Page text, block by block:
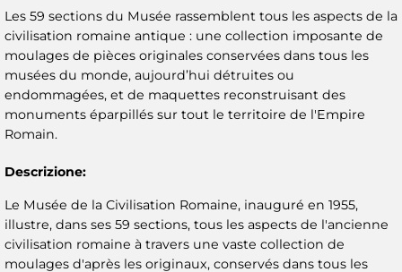
Les 59 sections du Musée rassemblent tous les aspects de la
civilisation romaine antique : une collection imposante de
moulages de pièces originales conservées dans tous les
musées du monde, aujourd’hui détruites ou
endommagées, et de maquettes reconstruisant des
monuments éparpillés sur tout le territoire de l'Empire
Romain.
Descrizione:
Le Musée de la Civilisation Romaine, inauguré en 1955,
illustre, dans ses 59 sections, tous les aspects de l'ancienne
civilisation romaine à travers une vaste collection de
moulages d'après les originaux, conservés dans tous les